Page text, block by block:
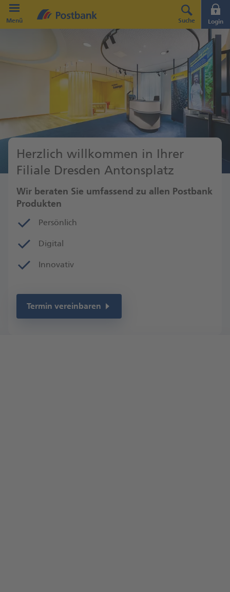
Direkt zur Hauptnavigation (Enter drücken)
Direkt zum Hauptinhalt (Enter drücken)
Direkt zur Suche (Enter drücken)
Menü Suche Login
Herzlich willkommen in Ihrer
Filiale Dresden Antonsplatz
Wir beraten Sie umfassend zu allen Postbank
Produkten
Persönlich
Digital
Innovativ
Termin vereinbaren